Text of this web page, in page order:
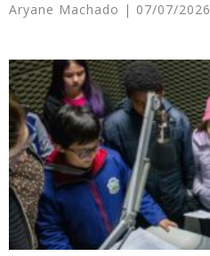
Aryane Machado 07/07/2026